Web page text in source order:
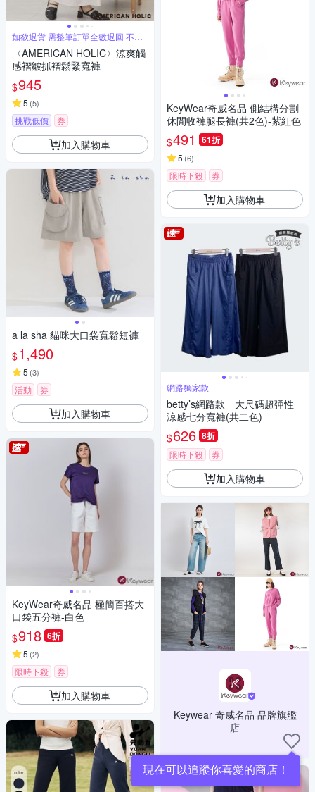
如欲退貨 需整筆訂單全數退回 不能
單退
〈AMERICAN HOLIC〉涼爽觸
感褶皺抓褶鬆緊寬褲
$945
5 (5)
挑戰低價 券
加入購物車
a la sha 貓咪大口袋寬鬆短褲
$1,490
5 (3)
活動 券
加入購物車
KeyWear奇威名品 極簡百搭大
口袋五分褲-白色
$918 6折
5 (2)
限時下殺 券
加入購物車
KeyWear奇威名品 側結構分割
休閒收褲腿長褲(共2色)-紫紅色
$491 61折
5 (6)
限時下殺 券
加入購物車
網路獨家款
betty’s網路款 大尺碼超彈性
涼感七分寬褲(共二色)
$626 8折
限時下殺 券
加入購物車
Keywear 奇威名品 品牌旗艦
店
現在可以追蹤你喜愛的商店！